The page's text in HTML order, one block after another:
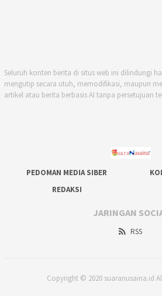
Seluruh konten berita di situs web ini dilindungi
mengutip secara utuh, memodifikasi, maupun
artikel atau berita berbasis AI tanpa persetujuan
PEDOMAN MEDIA SIBER
REDAKSI
JARINGAN
RSS
Copyright © 2020 suaranusaina.id